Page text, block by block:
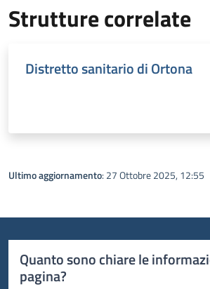
Strutture correlate
Distretto sanitario di Ortona
Ultimo aggiornamento: 27 Ottobre 2025, 12:55
Quanto sono chiare le
pagina?